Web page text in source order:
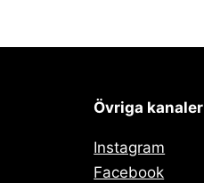
Övriga kanaler
Instagram
Facebook